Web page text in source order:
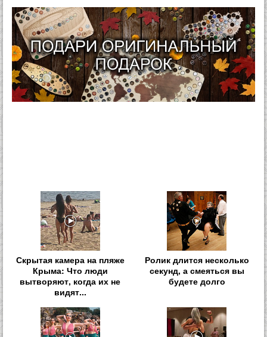
Скрытая камера на пляже
Крыма: Что люди
вытворяют, когда их не
видят...
Ролик длится несколько
секунд, а смеяться вы
будете долго